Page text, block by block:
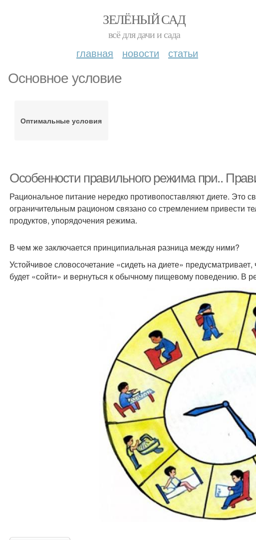
ЗЕЛЁНЫЙ САД
всё для дачи и сада
главная новости статьи
Основное условие
Оптимальные условия
Особенности правильного режима при..
Рациональное питание нередко противопоставляют диете. Это
ограничительным рационом связано со стремлением привести
продуктов, упорядочения режима.
В чем же заключается принципиальная разница между ними?
Устойчивое словосочетание «сидеть на диете»
будет «сойти» и вернуться к обычному пищевому поведению. В